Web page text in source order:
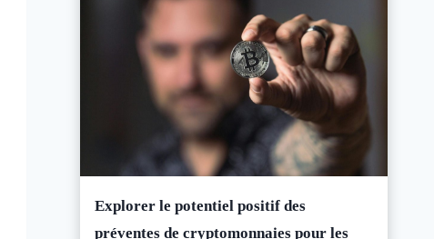
Explorer le potentiel positif des
préventes de cryptomonnaies pour les